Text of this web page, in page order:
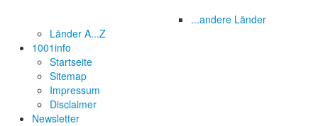
...andere Länder
Länder A...Z
1001info
Startseite
Sitemap
Impressum
Disclaimer
Newsletter